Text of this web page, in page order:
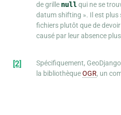
de grille nullqui ne se
datum shifting ». Il est plus
fichiers plutôt que de
causé par leur absence
[2]
Spécifiquement,
la bibliothèqueOGR, un